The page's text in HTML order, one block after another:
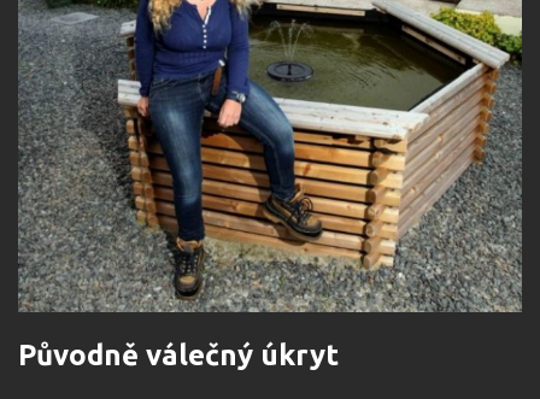
Původně válečný úkryt